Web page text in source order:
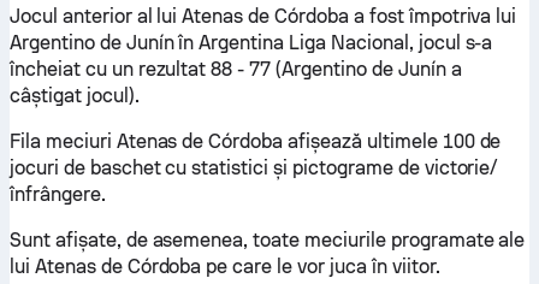
Jocul anterior al lui Atenas de Córdoba a fost împotriva lui
Argentino de Junín în Argentina Liga Nacional, jocul s-a
încheiat cu un rezultat 88 - 77 (Argentino de Junín a
câștigat jocul).
Fila meciuri Atenas de Córdoba afișează ultimele 100 de
jocuri de baschet cu statistici și pictograme de victorie/
înfrângere.
Sunt afișate, de asemenea, toate meciurile programate ale
lui Atenas de Córdoba pe care le vor juca în viitor.